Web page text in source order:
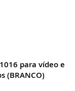
para vídeo e
(BRANCO)